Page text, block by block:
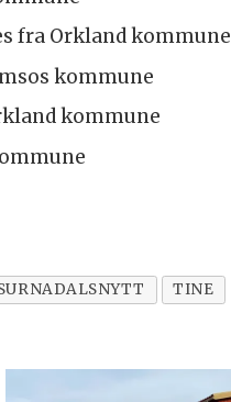
fra Orkland kommune
kommune
kommune
TINE